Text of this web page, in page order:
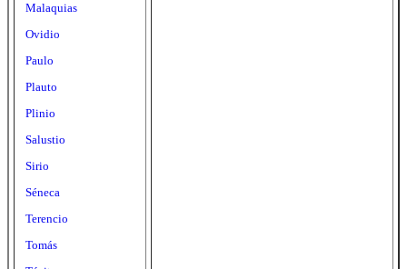
Malaquias
Ovidio
Paulo
Plauto
Plinio
Salustio
Sirio
Séneca
Terencio
Tomás